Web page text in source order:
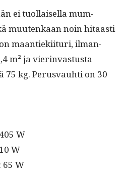
ei tuol­laisel­la mum­
muutenkaan noin hitaasti
maantieki­i­turi, ilman­
m² ja vier­in­vas­tus­ta
75 kg. Perus­vauhti on 30
W
W
65 W